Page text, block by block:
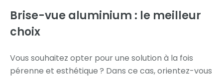
Brise-vue aluminium : le meilleur
choix
Vous souhaitez opter pour une solution à la fois
pérenne et esthétique ? Dans ce cas, orientez-vous